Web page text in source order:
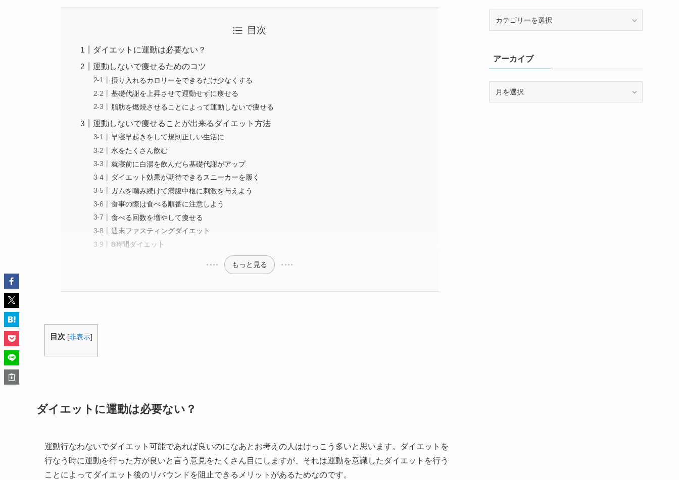
目次
ダイエットに運動は必要ない？
運動しないで痩せるためのコツ
摂り入れるカロリーをできるだけ少なくする
基礎代謝を上昇させて運動せずに痩せる
脂肪を燃焼させることによって運動しないで痩せる
運動しないで痩せることが出来るダイエット方法
早寝早起きをして規則正しい生活に
水をたくさん飲む
就寝前に白湯を飲んだら基礎代謝がアップ
ダイエット効果が期待できるスニーカーを履く
ガムを噛み続けて満腹中枢に刺激を与えよう
食事の際は食べる順番に注意しよう
食べる回数を増やして痩せる
週末ファスティングダイエット
8時間ダイエット
もっと見る
目次 [非表示]
ダイエットに運動は必要ない？
運動行なわないでダイエット可能であれば良いのになあとお考えの人はけっこう多いと思います。ダイエットを
行なう時に運動を行った方が良いと言う意見をたくさん目にしますが、それは運動を意識したダイエットを行う
ことによってダイエット後のリバウンドを阻止できるメリットがあるためなのです。
ーアーカイブ